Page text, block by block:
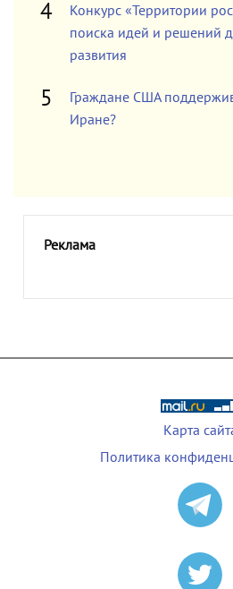
Конкурс «Территории
поиска идей и решений
развития
Граждане США
Иране?
Реклама
Карта
Политика